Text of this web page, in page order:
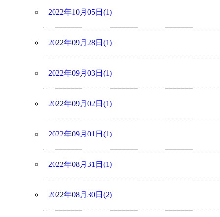
2022年10月05日(1)
2022年09月28日(1)
2022年09月03日(1)
2022年09月02日(1)
2022年09月01日(1)
2022年08月31日(1)
2022年08月30日(2)